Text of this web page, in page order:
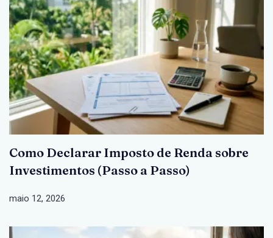
Como Declarar Imposto de Renda sobre
Investimentos (Passo a Passo)
maio 12, 2026